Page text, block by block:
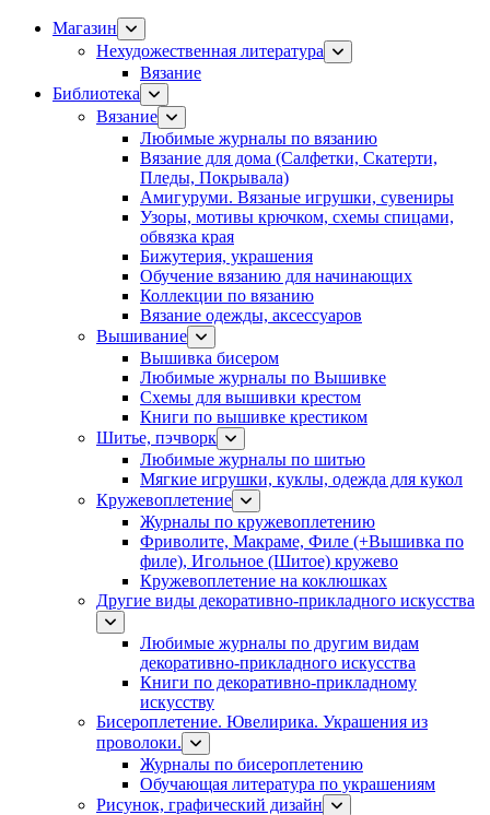
Магазин
Нехудожественная литература
Вязание
Библиотека
Вязание
Любимые журналы по вязанию
Вязание для дома (Салфетки, Скатерти,
Пледы, Покрывала)
Амигуруми. Вязаные игрушки, сувениры
Узоры, мотивы крючком, схемы спицами,
обвязка края
Бижутерия, украшения
Обучение вязанию для начинающих
Коллекции по вязанию
Вязание одежды, аксессуаров
Вышивание
Вышивка бисером
Любимые журналы по Вышивке
Схемы для вышивки крестом
Книги по вышивке крестиком
Шитье, пэчворк
Любимые журналы по шитью
Мягкие игрушки, куклы, одежда для кукол
Кружевоплетение
Журналы по кружевоплетению
Фриволите, Макраме, Филе (+Вышивка по
филе), Игольное (Шитое) кружево
Кружевоплетение на коклюшках
Другие виды декоративно-прикладного искусства
Любимые журналы по другим видам
декоративно-прикладного искусства
Книги по декоративно-прикладному
искусству
Бисероплетение. Ювелирика. Украшения из
проволоки.
Журналы по бисероплетению
Обучающая литература по украшениям
Рисунок, графический дизайн